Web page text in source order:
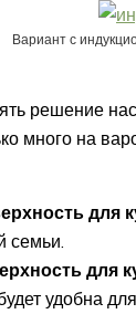
Вариант с
решение
много на
для
семьи.
для
удобна